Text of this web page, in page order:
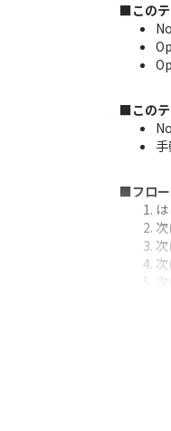
■このテ
■このテ
■フロ